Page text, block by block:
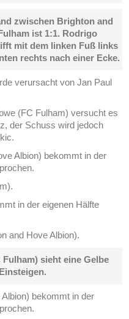
zwischen Brighton and
ist 1:1. Rodrigo
mit dem linken Fuß links
rechts nach einer Ecke.
verursacht von Jan Paul
(FC Fulham) versucht es
der Schuss wird jedoch
Albion) bekommt in der
in der eigenen Hälfte
and Hove Albion).
Fulham) sieht eine Gelbe
bekommt in der